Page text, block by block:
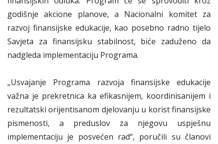
godišnje akcione planove, a Nacionalni komitet za
razvoj finansijske edukacije, kao posebno radno tijelo
Savjeta za finansijsku stabilnost, biće zaduženo da
nadgleda implementaciju Programa.
„Usvajanje Programa razvoja finansijske edukacije
važna je prekretnica ka efikasnijem, koordinisanijem i
rezultatski orijentisanom djelovanju u korist finansijske
pismenosti, a preduslov za njegovu uspješnu
implementaciju je posvećen rad“, poručili su članovi